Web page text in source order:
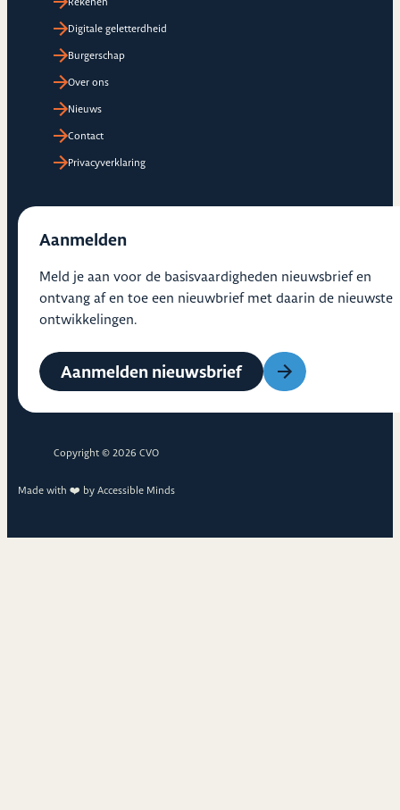
Digitale geletterdheid
Burgerschap
Over ons
Nieuws
Contact
Privacyverklaring
Aanmelden
Meld je aan voor de basisvaardigheden nieuwsbrief en
ontvang af en toe een nieuwbrief met daarin de nieuwste
ontwikkelingen.
Aanmelden nieuwsbrief
Copyright © 2026 CVO
Made with ❤️ by Accessible Minds